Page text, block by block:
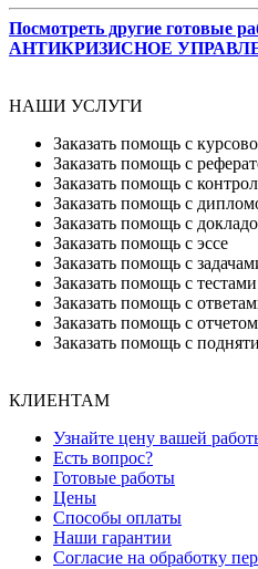
Посмотреть другие готовые
АНТИКРИЗИСНОЕ
НАШИ УСЛУГИ
Заказать помощь с
Заказать помощь с
Заказать помощь с
Заказать помощь с
Заказать помощь с
Заказать помощь с эссе
Заказать помощь с
Заказать помощь с тестами
Заказать помощь с
Заказать помощь с
Заказать помощь с
КЛИЕНТАМ
Узнайте цену вашей
Есть вопрос?
Готовые работы
Цены
Способы оплаты
Наши гарантии
Согласие на обработку